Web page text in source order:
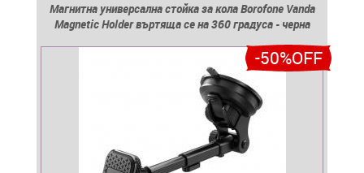
Магнитна универсална стойка за кола Borofone Vanda
Мagnetic Holder въртяща се на 360 градуса - черна
-50%OFF